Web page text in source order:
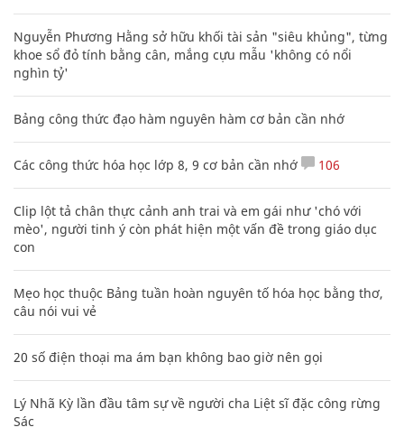
Nguyễn Phương Hằng sở hữu khối tài sản "siêu khủng", từng
khoe sổ đỏ tính bằng cân, mắng cựu mẫu 'không có nổi
nghìn tỷ'
Bảng công thức đạo hàm nguyên hàm cơ bản cần nhớ
Các công thức hóa học lớp 8, 9 cơ bản cần nhớ 106
Clip lột tả chân thực cảnh anh trai và em gái như 'chó với
mèo', người tinh ý còn phát hiện một vấn đề trong giáo dục
con
Mẹo học thuộc Bảng tuần hoàn nguyên tố hóa học bằng thơ,
câu nói vui vẻ
20 số điện thoại ma ám bạn không bao giờ nên gọi
Lý Nhã Kỳ lần đầu tâm sự về người cha Liệt sĩ đặc công rừng
Sác